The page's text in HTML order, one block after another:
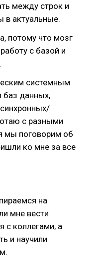
между строк и
в актуальные.
потому что мозг
с базой и
системным
баз данных,
с разными
мы поговорим об
ко мне за все
на
мне вести
с коллегами, а
и научили